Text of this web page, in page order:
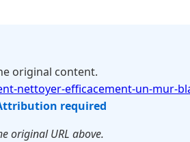
original content.
nettoyer-efficacement-un-mur-
required
original URL above.